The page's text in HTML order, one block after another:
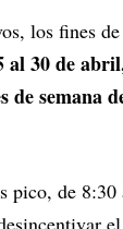
los fines
30 de
de
pico, de